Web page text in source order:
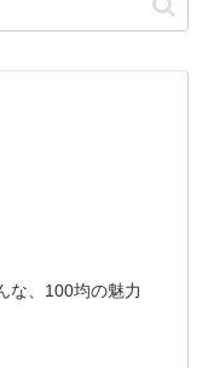
な、100均の魅力